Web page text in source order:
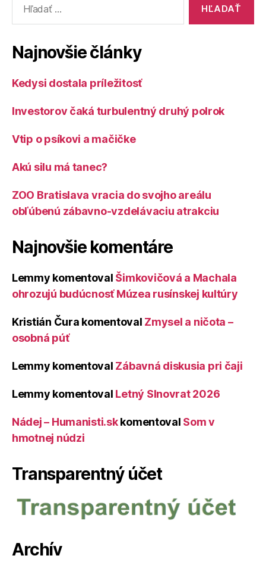
Najnovšie články
Kedysi dostala príležitosť
Investorov čaká turbulentný druhý polrok
Vtip o psíkovi a mačičke
Akú silu má tanec?
ZOO Bratislava vracia do svojho areálu
obľúbenú zábavno-vzdelávaciu atrakciu
Najnovšie komentáre
Lemmy komentoval Šimkovičová a Machala
ohrozujú budúcnosť Múzea rusínskej kultúry
Kristián Čura komentoval Zmysel a ničota –
osobná púť
Lemmy komentoval Zábavná diskusia pri čaji
Lemmy komentoval Letný Slnovrat 2026
Nádej – Humanisti.skkomentoval Som v
hmotnej núdzi
Transparentný účet
Archív